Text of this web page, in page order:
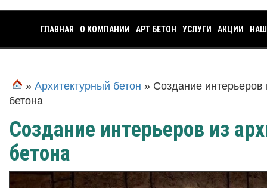
ГЛАВНАЯ О КОМПАНИИ АРТ БЕТОН УСЛУГИ АКЦИИ
» Архитектурный бетон » Создание интерьеров
бетона
Создание интерьеров из
бетона